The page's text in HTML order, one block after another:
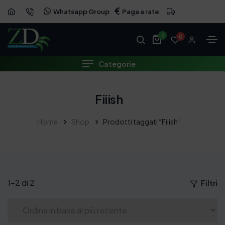
Whatsapp Group Paga a rate
0 0
Categorie
Fiiish
Home Shop Prodotti taggati “Fiiish”
1–2 di 2 Filtri